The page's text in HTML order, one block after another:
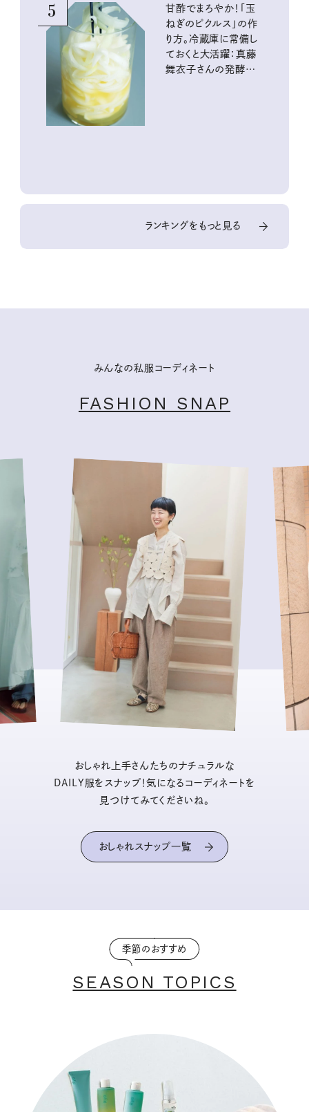
5
甘酢でまろやか！「玉
ねぎのピクルス」の作
り方。冷蔵庫に常備し
ておくと大活躍：真藤
舞衣子さんの発酵と
ランキングをもっと見る
みんなの私服コーディネート
FASHION SNAP
おしゃれ上手さんたちのナチュラルな
DAILY服をスナップ！気になるコーディネートを
見つけてみてくださいね。
おしゃれスナップ一覧
季節のおすすめ
SEASON TOPICS